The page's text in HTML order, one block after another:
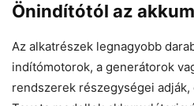
Önindítótól az
Az alkatrészek legnagyobb
indítómotorok, a generátorok
rendszerek részegységei